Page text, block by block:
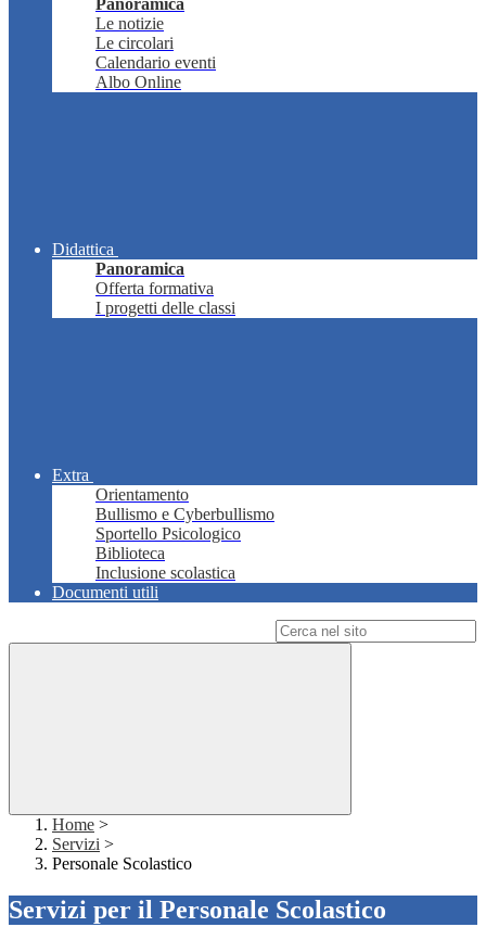
Panoramica
Le notizie
Le circolari
Calendario eventi
Albo Online
Didattica
Panoramica
Offerta formativa
I progetti delle classi
Extra
Orientamento
Bullismo e Cyberbullismo
Sportello Psicologico
Biblioteca
Inclusione scolastica
Documenti utili
Home >
Servizi >
Personale Scolastico
Servizi per il Personale Scolastico